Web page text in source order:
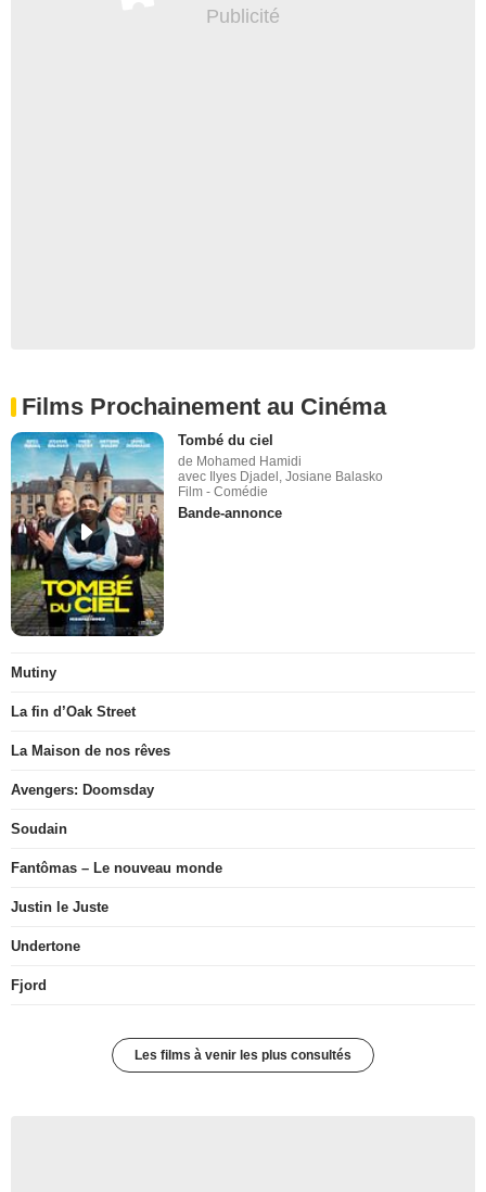
Films Prochainement au Cinéma
Tombé du ciel
de Mohamed Hamidi
avec Ilyes Djadel, Josiane Balasko
Film - Comédie
Bande-annonce
Mutiny
La fin d’Oak Street
La Maison de nos rêves
Avengers: Doomsday
Soudain
Fantômas – Le nouveau monde
Justin le Juste
Undertone
Fjord
Les films à venir les plus consultés